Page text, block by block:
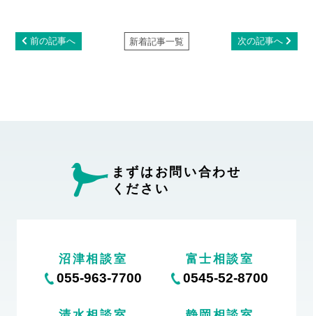
前の記事へ 次の記事へ
新着記事一覧
まずはお問い合わせ
ください
沼津相談室
055-963-7700
富士相談室
0545-52-8700